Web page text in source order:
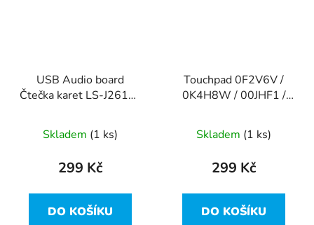
USB Audio board
Čtečka karet LS-J261P /
7310
Skladem (1 ks)
299 Kč
DO KOŠÍKU
Touchpad 0F2V6V /
0K4H8W / 00JHF1 /
Latitude 7310
Skladem (1 ks)
299 Kč
DO KOŠÍKU